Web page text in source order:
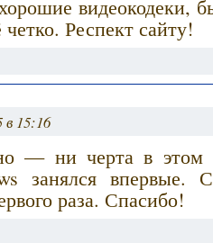
хорошие видеокодеки,
Респект сайту!
в 15:16
— ни черта в этом
занялся
раза. Спасибо!